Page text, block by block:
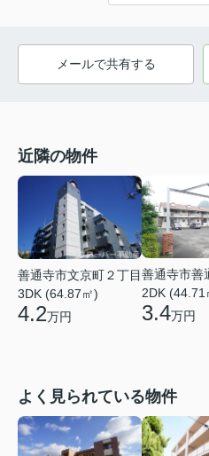
メールで共有する
近隣の物件
善通寺市文京町２丁目
3DK (64.87㎡)
4.2万円
善通寺市善
2DK (44.71
3.4万円
よく見られている物件